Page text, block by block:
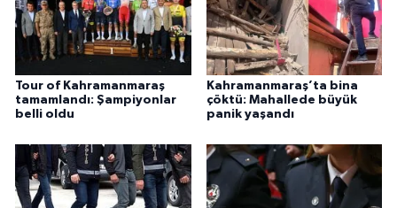
Tour of Kahramanmaraş
tamamlandı: Şampiyonlar
belli oldu
Kahramanmaraş’ta bina
çöktü: Mahallede büyük
panik yaşandı